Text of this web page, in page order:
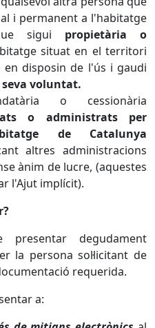
i permanent a l'habitatge
sigui propietària o
situat en el territori
en disposin de l'ús i gaudi
seva voluntat.
o cessionària
o administrats per
de Catalunya
altres administracions
ànim de lucre, (aquestes
l'Ajut implícit).
presentar degudament
la persona sol·licitant de
requerida.
a: